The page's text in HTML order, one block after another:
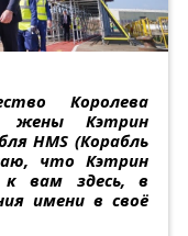
Королева
жены Кэтрин
HMS (Корабль
что Кэтрин
к вам здесь, в
имени в своё